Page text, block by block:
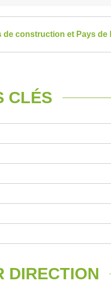
construction et Pays de
CLÉS
DIRECTION